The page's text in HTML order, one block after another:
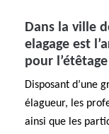
Dans la ville
elagage est
pour l’étêtage
Disposant d’une
élagueur, les
ainsi que les